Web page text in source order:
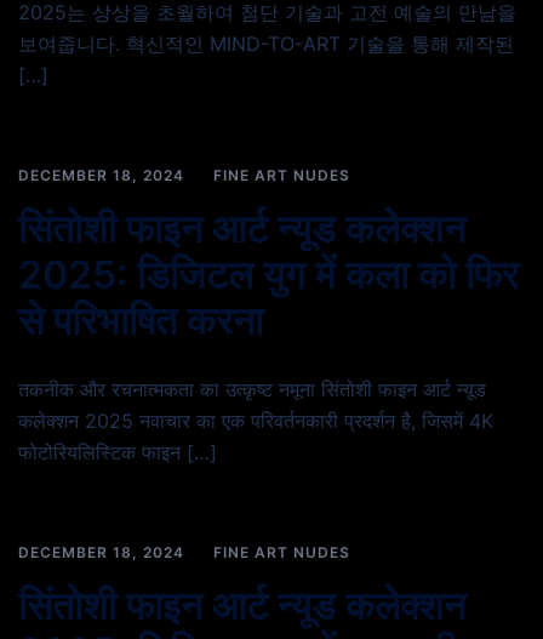
2025는 상상을 초월하여 첨단 기술과 고전 예술의 만남을
보여줍니다. 혁신적인 MIND-TO-ART 기술을 통해 제작된
[…]
DECEMBER 18, 2024 FINE ART NUDES
सिंतोशी फाइन आर्ट न्यूड कलेक्शन
2025: डिजिटल युग में कला को फिर
से परिभाषित करना
तकनीक और रचनात्मकता का उत्कृष्ट नमूना सिंतोशी फाइन आर्ट न्यूड
कलेक्शन 2025 नवाचार का एक परिवर्तनकारी प्रदर्शन है, जिसमें 4K
फोटोरियलिस्टिक फाइन […]
DECEMBER 18, 2024 FINE ART NUDES
सिंतोशी फाइन आर्ट न्यूड कलेक्शन